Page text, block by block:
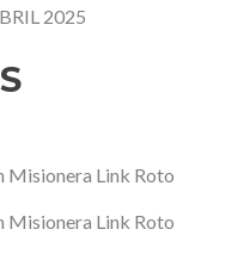
2025
Misionera Link Roto
Misionera Link Roto